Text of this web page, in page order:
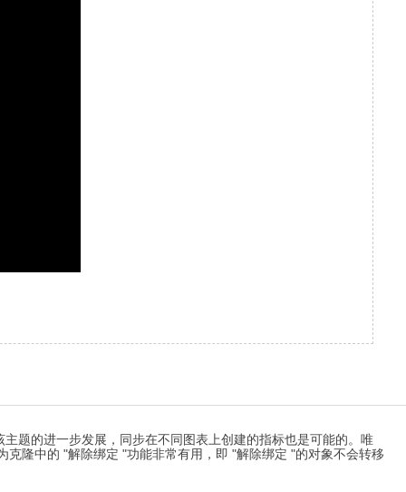
题的进一步发展，同步在不同图表上创建的指标也是可能的。唯
隆中的 "解除绑定 "功能非常有用，即 "解除绑定 "的对象不会转移